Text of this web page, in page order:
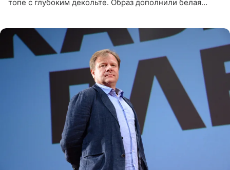
топе с глубоким декольте. Образ дополнили белая